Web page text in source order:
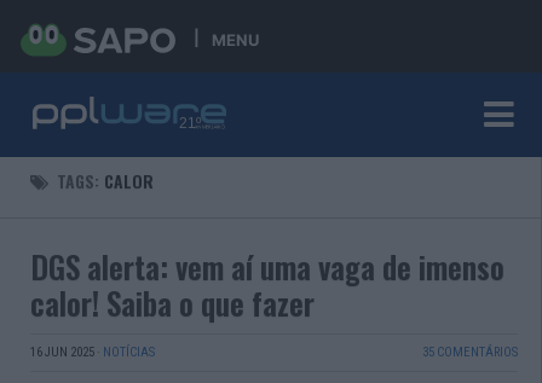
MENU
TAGS: CALOR
DGS alerta: vem aí uma vaga de imenso
calor! Saiba o que fazer
16 JUN 2025 · NOTÍCIAS 35 COMENTÁRIOS